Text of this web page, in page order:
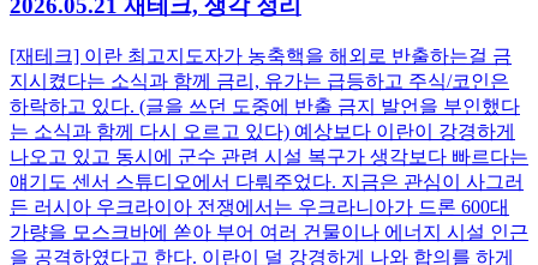
2026.05.21 재테크, 생각 정리
[재테크] 이란 최고지도자가 농축핵을 해외로 반출하는걸 금
지시켰다는 소식과 함께 금리, 유가는 급등하고 주식/코인은
하락하고 있다. (글을 쓰던 도중에 반출 금지 발언을 부인했다
는 소식과 함께 다시 오르고 있다) 예상보다 이란이 강경하게
나오고 있고 동시에 군수 관련 시설 복구가 생각보다 빠르다는
얘기도 센서 스튜디오에서 다뤄주었다. 지금은 관심이 사그러
든 러시아 우크라이아 전쟁에서는 우크라니아가 드론 600대
가량을 모스크바에 쏟아 부어 여러 건물이나 에너지 시설 인근
을 공격하였다고 한다. 이란이 덜 강경하게 나와 합의를 하게